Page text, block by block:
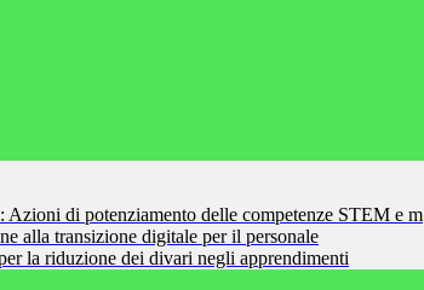
di potenziamento delle competenze STEM e m
alla transizione digitale per il personale
la riduzione dei divari negli apprendimenti